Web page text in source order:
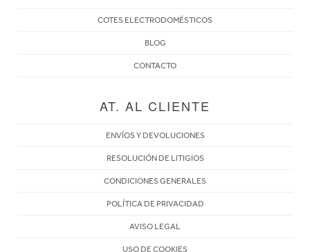
COTES ELECTRODOMÉSTICOS
BLOG
CONTACTO
AT. AL CLIENTE
ENVÍOS Y DEVOLUCIONES
RESOLUCIÓN DE LITIGIOS
CONDICIONES GENERALES
POLÍTICA DE PRIVACIDAD
AVISO LEGAL
USO DE COOKIES